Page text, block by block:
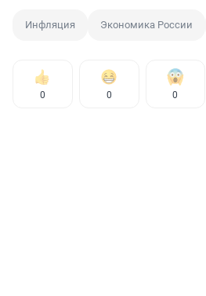
Инфляция Экономика России
0 0 0